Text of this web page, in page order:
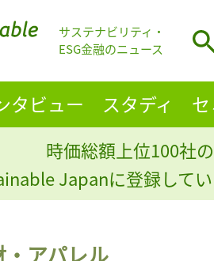
サステナビリティ・
ESG金融のニュース
タビュー スタディ
時価総額上位100社
Japanに登録して
アパレル